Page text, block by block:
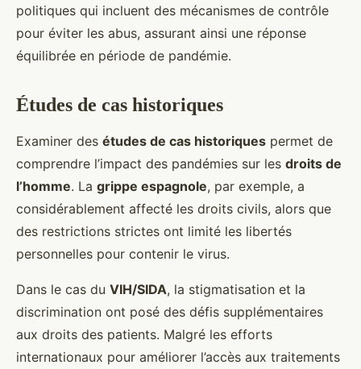
politiques qui incluent des mécanismes de contrôle
pour éviter les abus, assurant ainsi une réponse
équilibrée en période de pandémie.
Études de cas historiques
Examiner des études de cas historiques permet de
comprendre l’impact des pandémies sur les droits de
l’homme. La grippe espagnole, par exemple, a
considérablement affecté les droits civils, alors que
des restrictions strictes ont limité les libertés
personnelles pour contenir le virus.
Dans le cas du VIH/SIDA, la stigmatisation et la
discrimination ont posé des défis supplémentaires
aux droits des patients. Malgré les efforts
internationaux pour améliorer l’accès aux traitements